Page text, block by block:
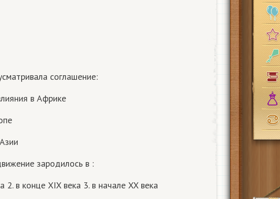
соглашение:
в Африке
зародилось в :
2. в конце XIX века 3. в начале XX века